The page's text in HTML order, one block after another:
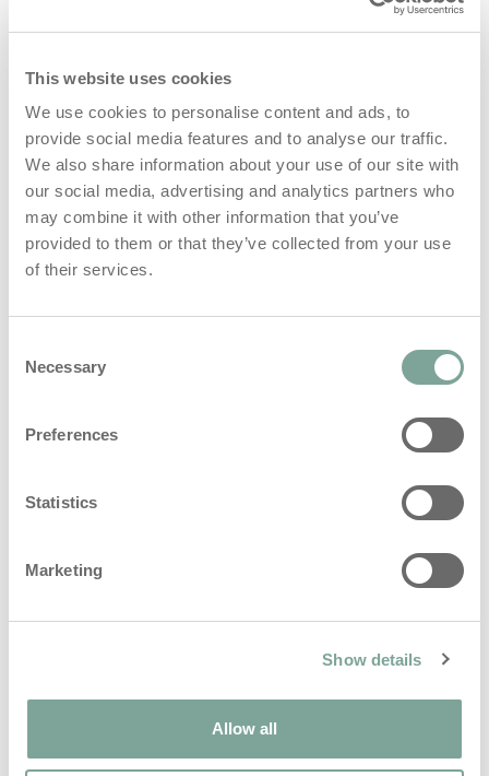
This website uses cookies
We use cookies to personalise content and ads, to
provide social media features and to analyse our traffic.
We also share information about your use of our site with
our social media, advertising and analytics partners who
may combine it with other information that you’ve
provided to them or that they’ve collected from your use
of their services.
Selection
Necessary
Preferences
Statistics
Marketing
Show details
Allow all
Waarom i-clean handle?
Een revolutie in de strijd tegen ziektekiemen
S.aureus, en alle omhulde virussen, inclusief
het unieke Norovirus. Dit creëert een